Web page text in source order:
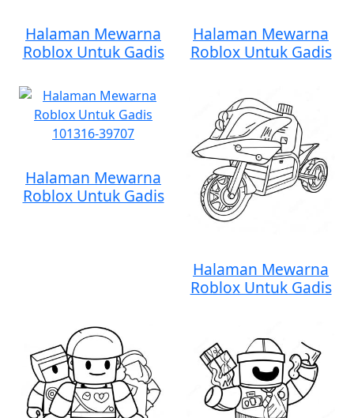
Halaman Mewarna
Roblox Untuk Gadis
Halaman Mewarna
Roblox Untuk Gadis
Halaman Mewarna
Roblox Untuk Gadis
Halaman Mewarna
Roblox Untuk Gadis